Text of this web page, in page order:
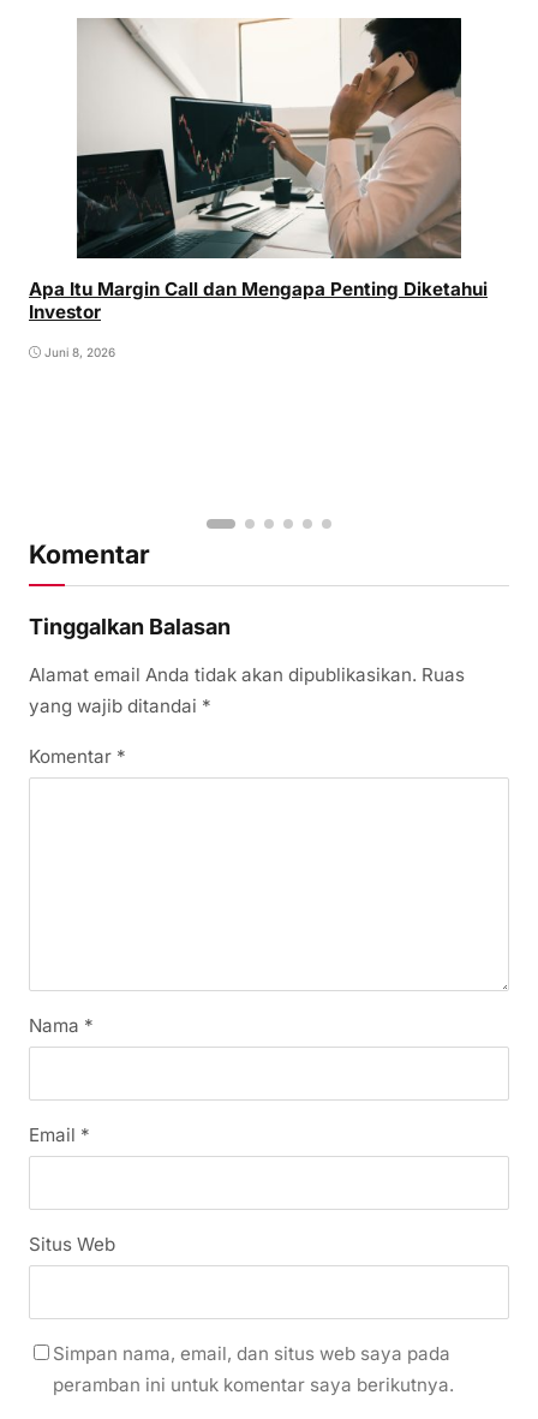
Apa Itu Margin Call dan Mengapa Penting Diketahui
Investor
Juni 8, 2026
Komentar
Tinggalkan Balasan
Alamat email Anda tidak akan dipublikasikan. Ruas
yang wajib ditandai *
Komentar *
Nama *
Email *
Situs Web
Simpan nama, email, dan situs web saya pada
peramban ini untuk komentar saya berikutnya.